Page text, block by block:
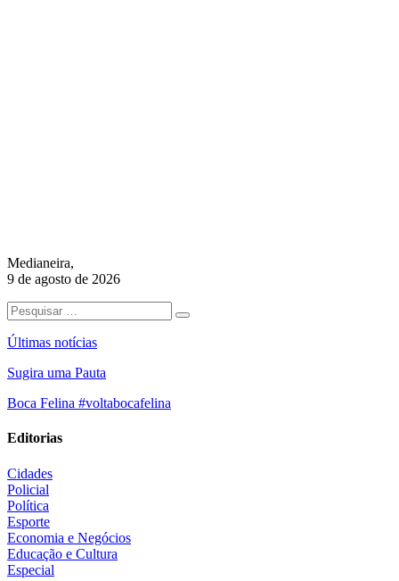
Medianeira,
9 de agosto de 2026
Últimas notícias
Sugira uma Pauta
Boca Felina #voltabocafelina
Editorias
Cidades
Policial
Política
Esporte
Economia e Negócios
Educação e Cultura
Especial